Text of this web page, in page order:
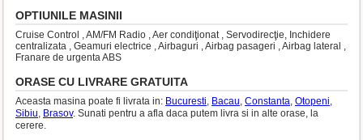
OPTIUNILE MASINII
Cruise Control , AM/FM Radio , Aer condiţionat , Servodirecţie, Inchidere
centralizata , Geamuri electrice , Airbaguri , Airbag pasageri , Airbag lateral ,
Franare de urgenta ABS
ORASE CU LIVRARE GRATUITA
Aceasta masina poate fi livrata in: Bucuresti, Bacau, Constanta, Otopeni,
Sibiu, Brasov. Sunati pentru a afla daca putem livra si in alte orase, la
cerere.